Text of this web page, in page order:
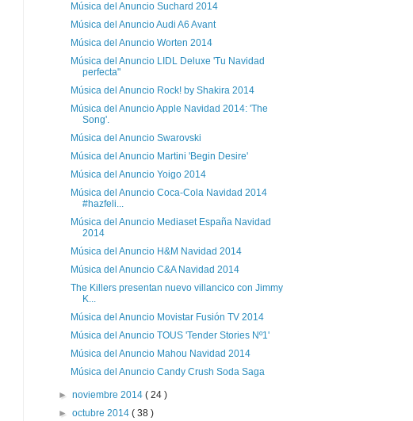
Música del Anuncio Suchard 2014
Música del Anuncio Audi A6 Avant
Música del Anuncio Worten 2014
Música del Anuncio LIDL Deluxe 'Tu Navidad
perfecta"
Música del Anuncio Rock! by Shakira 2014
Música del Anuncio Apple Navidad 2014: 'The
Song'.
Música del Anuncio Swarovski
Música del Anuncio Martini 'Begin Desire'
Música del Anuncio Yoigo 2014
Música del Anuncio Coca-Cola Navidad 2014
#hazfeli...
Música del Anuncio Mediaset España Navidad
2014
Música del Anuncio H&M Navidad 2014
Música del Anuncio C&A Navidad 2014
The Killers presentan nuevo villancico con Jimmy
K...
Música del Anuncio Movistar Fusión TV 2014
Música del Anuncio TOUS 'Tender Stories Nº1'
Música del Anuncio Mahou Navidad 2014
Música del Anuncio Candy Crush Soda Saga
►noviembre 2014( 24 )
►octubre 2014( 38 )